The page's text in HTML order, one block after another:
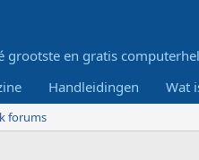
en gratis
Handleidingen Wat
forums